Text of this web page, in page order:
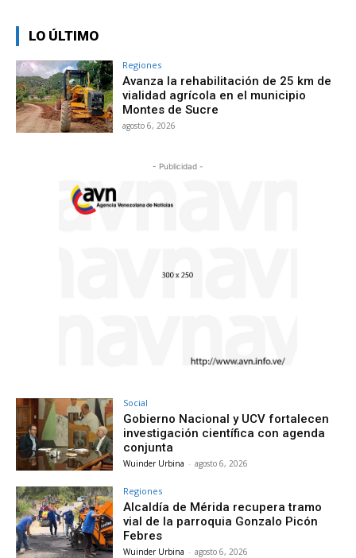
LO ÚLTIMO
Regiones
Avanza la rehabilitación de 25 km de
vialidad agrícola en el municipio
Montes de Sucre
agosto 6, 2026
- Publicidad -
Social
Gobierno Nacional y UCV fortalecen
investigación científica con agenda
conjunta
Wuinder Urbina - agosto 6, 2026
Regiones
Alcaldía de Mérida recupera tramo
vial de la parroquia Gonzalo Picón
Febres
Wuinder Urbina - agosto 6, 2026